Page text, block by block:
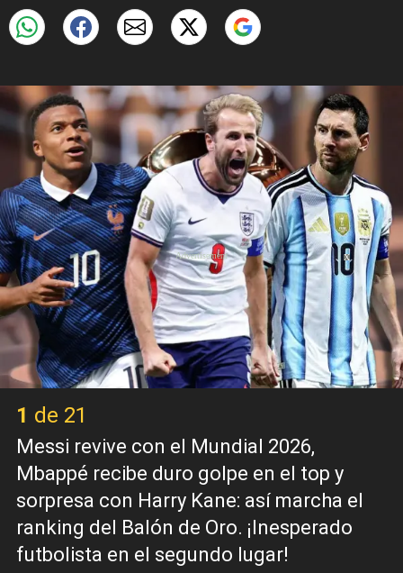
1 de 21
Messi revive con el Mundial 2026,
Mbappé recibe duro golpe en el top y
sorpresa con Harry Kane: así marcha el
ranking del Balón de Oro. ¡Inesperado
futbolista en el segundo lugar!
X